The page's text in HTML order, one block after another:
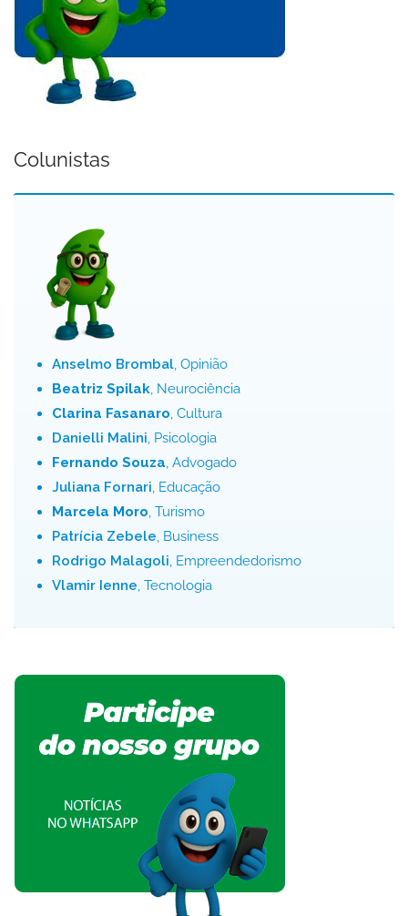
Colunistas
Anselmo Brombal, Opinião
Beatriz Spilak, Neurociência
Clarina Fasanaro, Cultura
Danielli Malini, Psicologia
Fernando Souza, Advogado
Juliana Fornari, Educação
Marcela Moro, Turismo
Patrícia Zebele, Business
Rodrigo Malagoli, Empreendedorismo
Vlamir Ienne, Tecnologia